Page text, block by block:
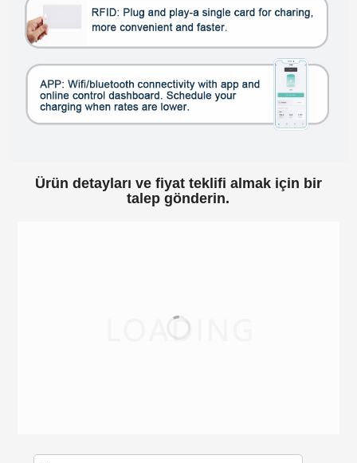
Ürün detayları ve fiyat teklifi almak için bir
talep gönderin.